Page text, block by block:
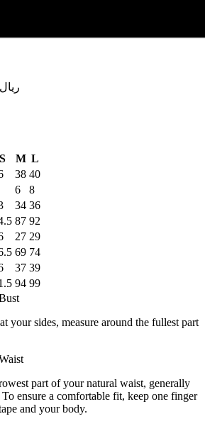
550,000 ریال
S M L
38 40
6
8
34 36
87 92
27 29
69 74
37 39
94 99
your sides, measure around the fullest part
part of your natural waist, generally
ensure a comfortable fit, keep one finger
and your body.